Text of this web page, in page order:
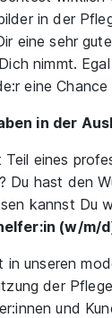
in der
eine sehr
nimmt.
eine Chance
in der
Teil eines
Du hast den
kannst Du
(w/m/
in unseren
der
und